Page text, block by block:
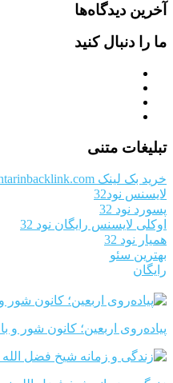
آخرین دیدگاه‌ها
ما را دنبال کنید
تبلیغات متنی
خرید بک لینک behtarinbacklink.com
لایسنس نود32
پسورد نود 32
اوکلی لایسنس رایگان نود 32
همیار نود 32
بهترین سئو
رایگان
پیاده‌روی اربعین؛ کانون شور و